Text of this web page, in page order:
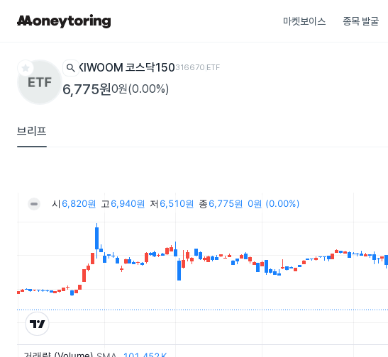
마켓보이스 종목 발굴
star search KIWOOM 코스닥150316670ETF
6,775원0원(0.00%)
브리프